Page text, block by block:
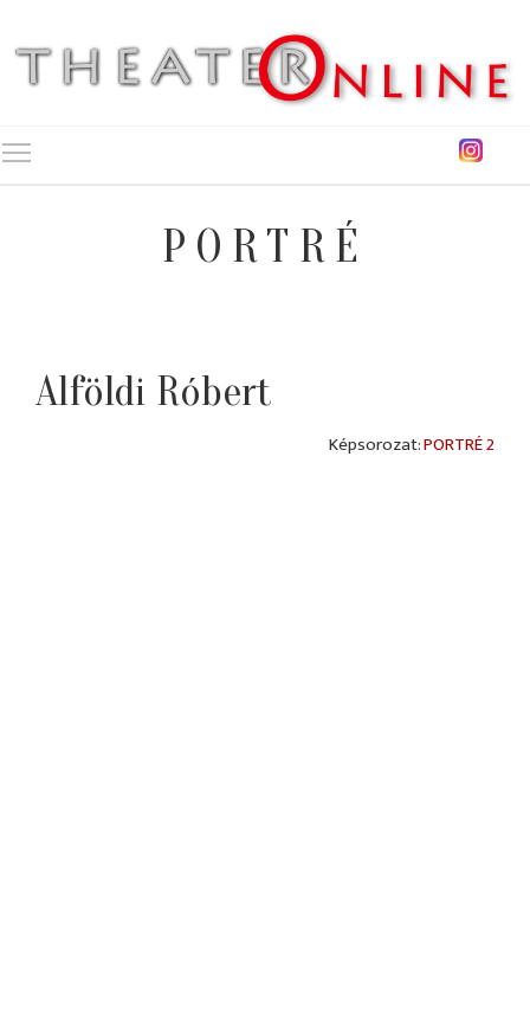
PORTRÉ
Alföldi Róbert
PORTRÉ 2